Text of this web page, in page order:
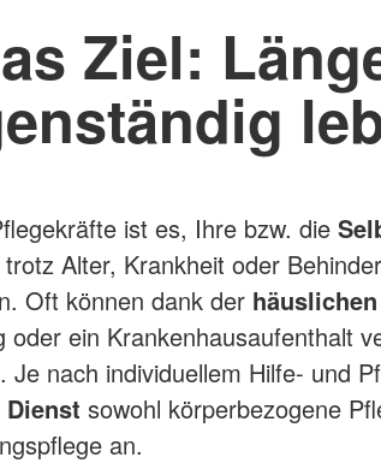
Ziel:
ist es, Ihre bzw. die
Alter, Krankheit oder
Oft können dank der
oder ein Krankenhausaufenthalt
Je nach individuellem Hilfe- und
sowohl körperbezogene
an.